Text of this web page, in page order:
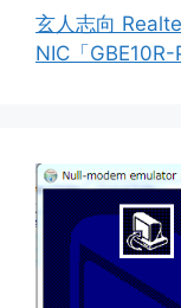
玄人志向
NIC「